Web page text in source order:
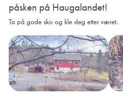
påsken på Haugalandet!
Ta på gode sko og kle deg etter været.